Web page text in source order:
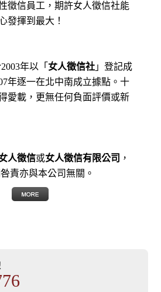
徵信員工，期許女人徵信社能
發揮到最大 ！
年以「 女人徵信社 」登記成
年逐一在北中南成立據點。十
愛載，更無任何負面評價或新
人徵信或女人徵信有限公司 ，
責亦與本公司無關。